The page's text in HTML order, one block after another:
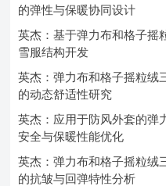
的弹性与保暖协同设计
英杰：基于弹力布和格子摇
雪服结构开发
英杰：弹力布和格子摇粒绒
的动态舒适性研究
英杰：应用于防风外套的弹
安全与保暖性能优化
英杰：弹力布和格子摇粒绒
的抗皱与回弹特性分析